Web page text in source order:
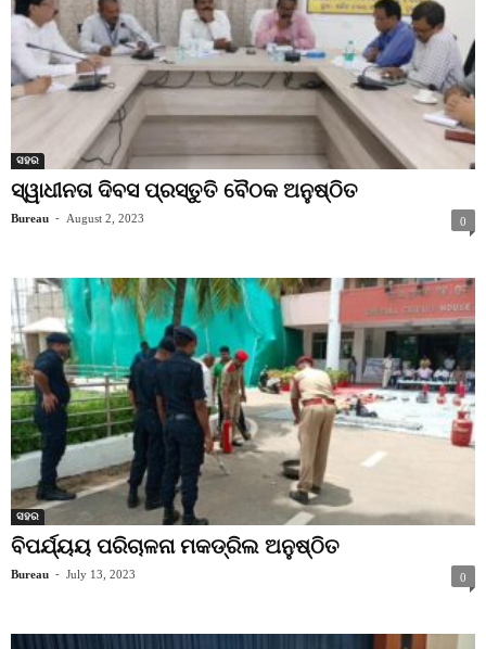
ସହର
ସ୍ୱାଧୀନତା ଦିବସ ପ୍ରସ୍ତୁତି ବୈଠକ ଅନୁଷ୍ଠିତ
Bureau - August 2, 2023 0
ସହର
ବିପର୍ଯ୍ୟୟ ପରିଚାଳନା ମକଡ୍ରିଲ ଅନୁଷ୍ଠିତ
Bureau - July 13, 2023 0